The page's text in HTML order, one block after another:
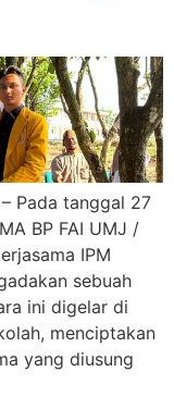
Pada tanggal 27
BP FAI UMJ /
IPM
sebuah
ini digelar di
menciptakan
yang diusung